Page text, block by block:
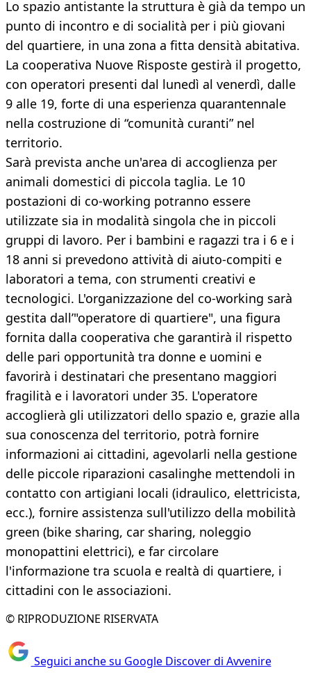
Lo spazio antistante la struttura è già da tempo un
punto di incontro e di socialità per i più giovani
del quartiere, in una zona a fitta densità abitativa.
La cooperativa Nuove Risposte gestirà il progetto,
con operatori presenti dal lunedì al venerdì, dalle
9 alle 19, forte di una esperienza quarantennale
nella costruzione di “comunità curanti” nel
territorio.
Sarà prevista anche un'area di accoglienza per
animali domestici di piccola taglia. Le 10
postazioni di co-working potranno essere
utilizzate sia in modalità singola che in piccoli
gruppi di lavoro. Per i bambini e ragazzi tra i 6 e i
18 anni si prevedono attività di aiuto-compiti e
laboratori a tema, con strumenti creativi e
tecnologici. L'organizzazione del co-working sarà
gestita dall’"operatore di quartiere", una figura
fornita dalla cooperativa che garantirà il rispetto
delle pari opportunità tra donne e uomini e
favorirà i destinatari che presentano maggiori
fragilità e i lavoratori under 35. L'operatore
accoglierà gli utilizzatori dello spazio e, grazie alla
sua conoscenza del territorio, potrà fornire
informazioni ai cittadini, agevolarli nella gestione
delle piccole riparazioni casalinghe mettendoli in
contatto con artigiani locali (idraulico, elettricista,
ecc.), fornire assistenza sull'utilizzo della mobilità
green (bike sharing, car sharing, noleggio
monopattini elettrici), e far circolare
l'informazione tra scuola e realtà di quartiere, i
cittadini con le associazioni.
© RIPRODUZIONE RISERVATA
Seguici anche su Google Discover di Avvenire